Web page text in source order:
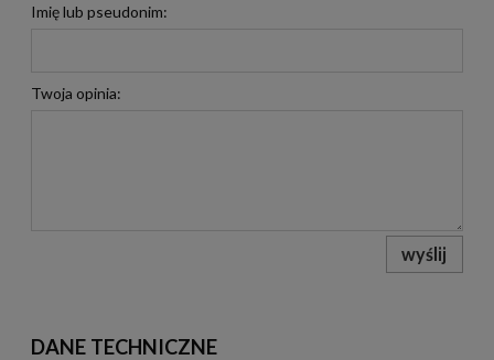
Imię lub pseudonim:
Twoja opinia:
wyślij
DANE TECHNICZNE